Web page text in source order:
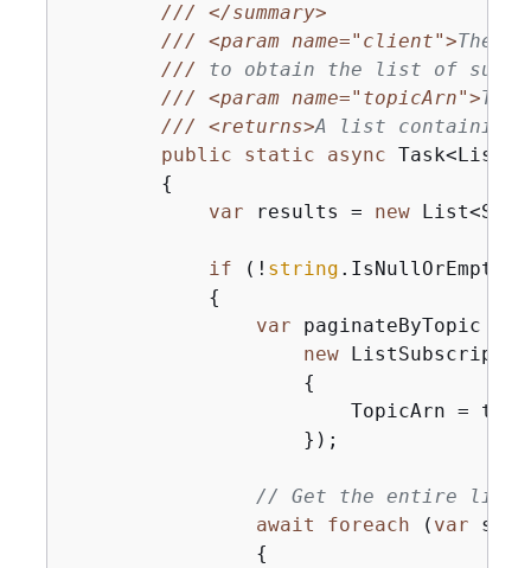
///
</summary>
///
<param name="client">The
/// to obtain the list of
///
<param name="topicArn">
///
<returns>A list containing
public
static async
{
var results = new
if (! string
{
var paginateByTopic =
new
{
TopicArn =
                    });
// Get the entire list
await
foreach ( var
{